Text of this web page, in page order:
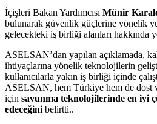
İçişleri Bakan Yardımcısı Münir
bulunarak güvenlik güçlerine yönelik
gelecekteki iş birliği alanları hakkında
ASELSAN’dan yapılan açıklamada,
ihtiyaçlarına yönelik teknolojilerin
kullanıcılarla yakın iş birliği içinde
ASELSAN, hem Türkiye hem de dost
için savunma teknolojilerinde en iyi
edeceğini belirtti..